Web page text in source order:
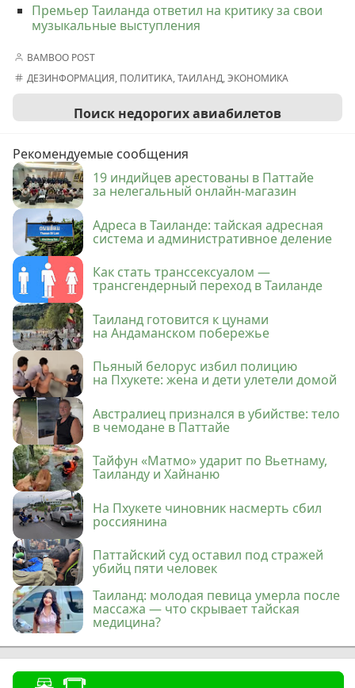
Премьер Таиланда ответил на критику за свои
музыкальные выступления
BAMBOO POST
ДЕЗИНФОРМАЦИЯ, ПОЛИТИКА,ТАИЛАНД,ЭКОНОМИКА
Поиск недорогих авиабилетов
Рекомендуемые сообщения
19 индийцев арестованы в Паттайе
за нелегальный онлайн-магазин
Адреса в Таиланде: тайская адресная
система и административное деление
Как стать транссексуалом —
трансгендерный переход в Таиланде
Таиланд готовится к цунами
на Андаманском побережье
Пьяный белорус избил полицию
на Пхукете: жена и дети улетели домой
Австралиец признался в убийстве: тело
в чемодане в Паттайе
Тайфун «Матмо» ударит по Вьетнаму,
Таиланду и Хайнаню
На Пхукете чиновник насмерть сбил
россиянина
Паттайский суд оставил под стражей
убийц пяти человек
Таиланд: молодая певица умерла после
массажа — что скрывает тайская
медицина?